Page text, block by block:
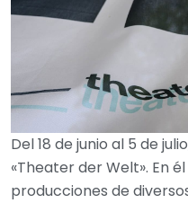
Del 18 de junio al 5 de
«Theater der Welt». En
producciones de